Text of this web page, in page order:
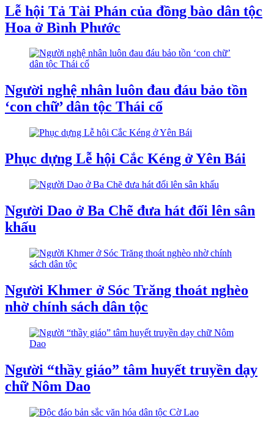
Lễ hội Tả Tài Phán của đồng bào dân tộc
Hoa ở Bình Phước
Người nghệ nhân luôn đau đáu bảo tồn
‘con chữ’ dân tộc Thái cổ
Phục dựng Lễ hội Cắc Kéng ở Yên Bái
Người Dao ở Ba Chẽ đưa hát đối lên sân
khấu
Người Khmer ở Sóc Trăng thoát nghèo
nhờ chính sách dân tộc
Người “thầy giáo” tâm huyết truyền dạy
chữ Nôm Dao